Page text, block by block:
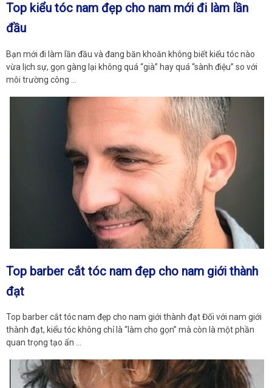
Top kiểu tóc nam đẹp cho nam mới đi làm lần
đầu
Bạn mới đi làm lần đầu và đang băn khoăn không biết kiểu tóc nào
vừa lịch sự, gọn gàng lại không quá “già” hay quá “sành điệu” so với
môi trường công …
Top barber cắt tóc nam đẹp cho nam giới thành
đạt
Top barber cắt tóc nam đẹp cho nam giới thành đạt Đối với nam giới
thành đạt, kiểu tóc không chỉ là “làm cho gọn” mà còn là một phần
quan trọng tạo ấn …